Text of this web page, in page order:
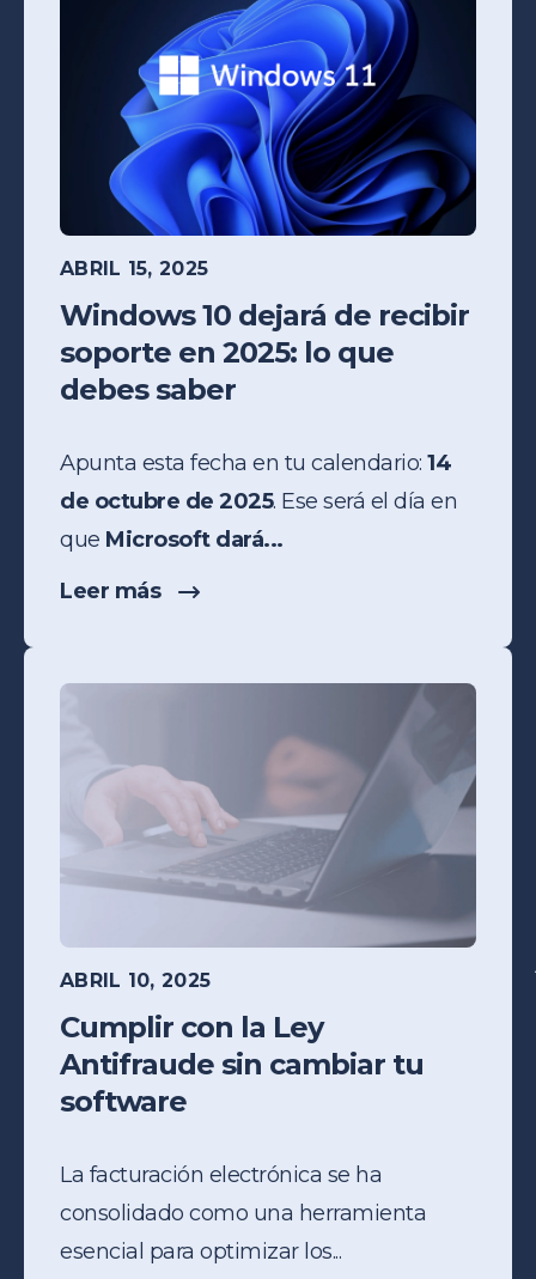
ABRIL 15, 2025
Windows 10 dejará de recibir
soporte en 2025: lo que
debes saber
Apunta esta fecha en tu calendario: 14
de octubre de 2025. Ese será el día en
que Microsoft dará...
Leer más
ABRIL 10, 2025
Cumplir con la Ley
Antifraude sin cambiar tu
software
La facturación electrónica se ha
consolidado como una herramienta
esencial para optimizar los...